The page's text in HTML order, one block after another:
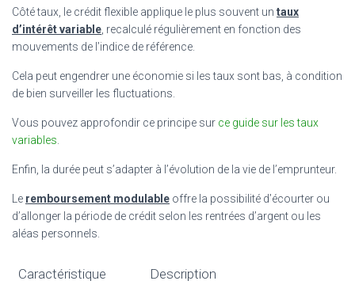
Côté taux, le crédit flexible applique le plus souvent un taux
d’intérêt variable , recalculé régulièrement en fonction des
mouvements de l’indice de référence.
Cela peut engendrer une économie si les taux sont bas, à condition
de bien surveiller les fluctuations.
Vous pouvez approfondir ce principe sur ce guide sur les taux
variables
Enfin, la durée peut s’adapter à l’évolution de la vie de l’emprunteur.
Le remboursement modulable offre la possibilité d’écourter ou
d’allonger la période de crédit selon les rentrées d’argent ou les
aléas personnels.
Caractéristique Description